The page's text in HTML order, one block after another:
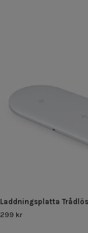
Laddningsplatta
299 kr